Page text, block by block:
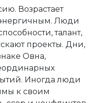
Возрастает
Люди
талант,
проекты. Дни,
Овна,
Иногда люди
к своим